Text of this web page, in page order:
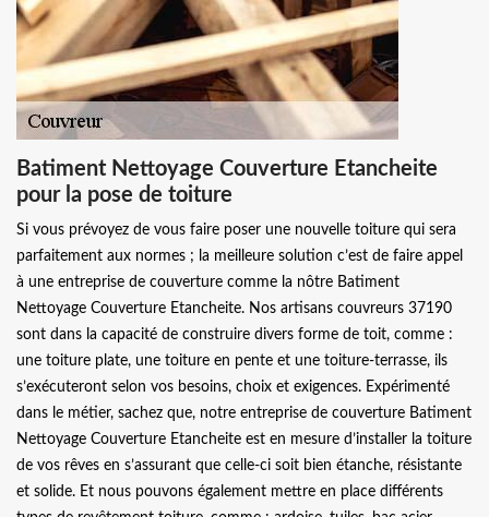
Batiment Nettoyage Couverture Etancheite
pour la pose de toiture
Si vous prévoyez de vous faire poser une nouvelle toiture qui sera
parfaitement aux normes ; la meilleure solution c’est de faire appel
à une entreprise de couverture comme la nôtre Batiment
Nettoyage Couverture Etancheite. Nos artisans couvreurs 37190
sont dans la capacité de construire divers forme de toit, comme :
une toiture plate, une toiture en pente et une toiture-terrasse, ils
s’exécuteront selon vos besoins, choix et exigences. Expérimenté
dans le métier, sachez que, notre entreprise de couverture Batiment
Nettoyage Couverture Etancheite est en mesure d’installer la toiture
de vos rêves en s’assurant que celle-ci soit bien étanche, résistante
et solide. Et nous pouvons également mettre en place différents